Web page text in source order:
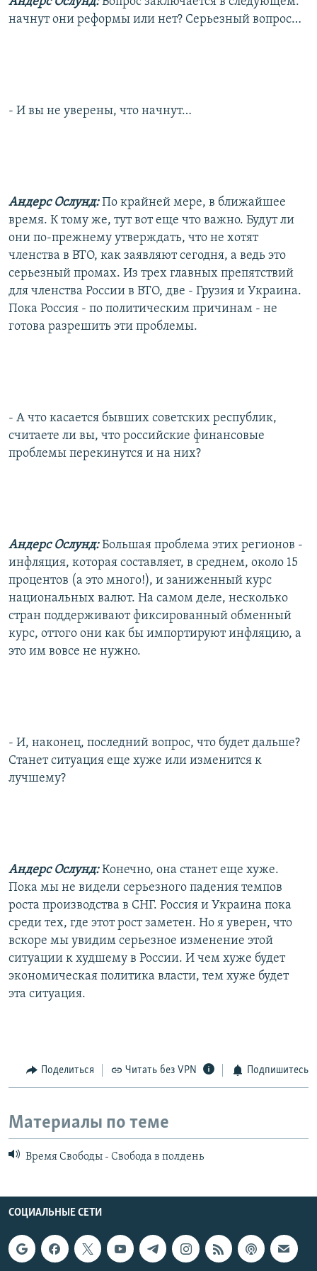
начнут они реформы или нет? Серьезный вопрос…
- И вы не уверены, что начнут…
Андерс Ослунд: По крайней мере, в ближайшее
время. К тому же, тут вот еще что важно. Будут ли
они по-прежнему утверждать, что не хотят
членства в ВТО, как заявляют сегодня, а ведь это
серьезный промах. Из трех главных препятствий
для членства России в ВТО, две - Грузия и Украина.
Пока Россия - по политическим причинам - не
готова разрешить эти проблемы.
- А что касается бывших советских республик,
считаете ли вы, что российские финансовые
проблемы перекинутся и на них?
Андерс Ослунд: Большая проблема этих регионов -
инфляция, которая составляет, в среднем, около 15
процентов (а это много!), и заниженный курс
национальных валют. На самом деле, несколько
стран поддерживают фиксированный обменный
курс, оттого они как бы импортируют инфляцию, а
это им вовсе не нужно.
- И, наконец, последний вопрос, что будет дальше?
Станет ситуация еще хуже или изменится к
лучшему?
Андерс Ослунд: Конечно, она станет еще хуже.
Пока мы не видели серьезного падения темпов
роста производства в СНГ. Россия и Украина пока
среди тех, где этот рост заметен. Но я уверен, что
вскоре мы увидим серьезное изменение этой
ситуации к худшему в России. И чем хуже будет
экономическая политика власти, тем хуже будет
эта ситуация.
Поделиться Читать без VPN Подпишитесь
Материалы по теме
Время Свободы - Свобода в полдень
СОЦИАЛЬНЫЕ СЕТИ